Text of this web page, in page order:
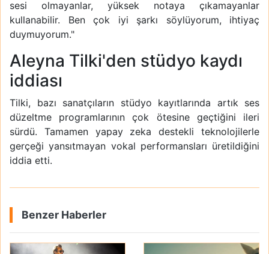
sesi olmayanlar, yüksek notaya çıkamayanlar
kullanabilir. Ben çok iyi şarkı söylüyorum, ihtiyaç
duymuyorum."
Aleyna Tilki'den stüdyo kaydı
iddiası
Tilki, bazı sanatçıların stüdyo kayıtlarında artık ses
düzeltme programlarının çok ötesine geçtiğini ileri
sürdü. Tamamen yapay zeka destekli teknolojilerle
gerçeği yansıtmayan vokal performansları üretildiğini
iddia etti.
Benzer Haberler